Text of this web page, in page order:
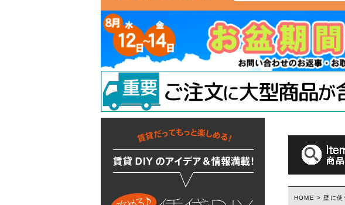
ウォールステッカー
ラスティシリーズ
掃除・汚れ・サビ落し
吊り金具
固定金具
掛金
隅金
建築金物
木
塗
取
つ
フ
配管部品
水廻りアクセサリー
HOME >壁に使